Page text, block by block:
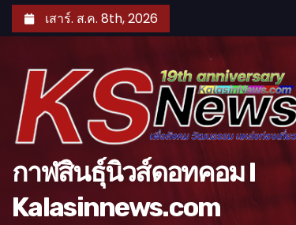
k
เสาร์. ส.ค. 8th, 2026
กาฬสินธุ์นิวส์ดอทคอม l
Kalasinnews.com